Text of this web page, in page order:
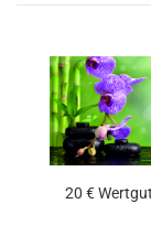
20 €